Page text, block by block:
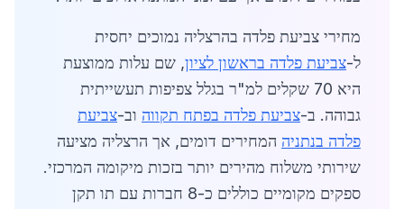
מחירי צביעת פלדה בהרצליה נמוכים יחסית
ל-צביעת פלדה בראשון לציון, שם עלות ממוצעת
היא 70 שקלים למ"ר בגלל צפיפות תעשייתית
גבוהה. ב-צביעת פלדה בפתח תקווה וב-צביעת
פלדה בנתניה המחירים דומים, אך הרצליה מציעה
שירותי משלוח מהירים יותר בזכות מיקומה המרכזי.
ספקים מקומיים כוללים כ-8 חברות עם תו תקן